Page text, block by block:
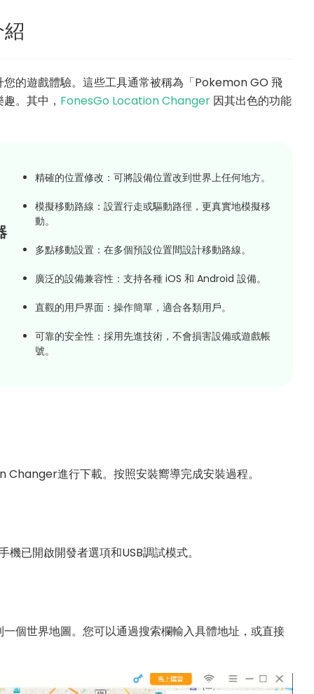
的遊戲體驗。這些工具通常被稱為「Pokemon GO 飛
。其中， FonesGo Location Changer 因其出色的功能
精確的位置修改：可將設備位置改到世界上任何地方。
模擬移動路線：設置行走或驅動路徑，更真實地模擬移
動。
多點移動設置：在多個預設位置間設計移動路線。
廣泛的設備兼容性：支持各種 iOS 和 Android 設備。
直觀的用戶界面：操作簡單，適合各類用戶。
可靠的安全性：採用先進技術，不會損害設備或遊戲帳
號。
進行下載。按照安裝嚮導完成安裝過程。
已開啟開發者選項和USB調試模式。
個世界地圖。您可以通過搜索欄輸入具體地址，或直接